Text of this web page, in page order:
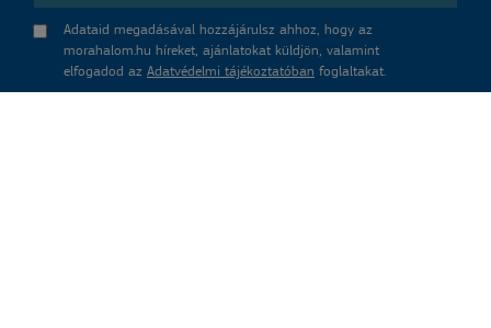
Adataid megadásával hozzájárulsz ahhoz, hogy az
morahalom.hu híreket, ajánlatokat küldjön, valamint
elfogadod az Adatvédelmi tájékoztatóban foglaltakat.